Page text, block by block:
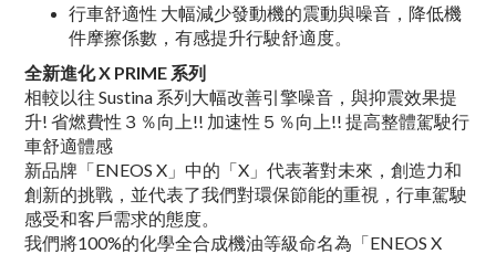
行車舒適性 大幅減少發動機的震動與噪音，降低機
件摩擦係數，有感提升行駛舒適度。
全新進化 X PRIME 系列
相較以往 Sustina 系列大幅改善引擎噪音，與抑震效果提
升! 省燃費性３％向上!! 加速性５％向上!! 提高整體駕駛行
車舒適體感
新品牌「ENEOS X」中的「X」代表著對未來，創造力和
創新的挑戰，並代表了我們對環保節能的重視， 行車駕駛
感受和客戶需求的態度。
我們將100%的化學全合成機油等級命名為「ENEOS X